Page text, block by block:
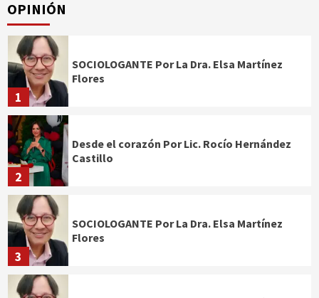
OPINIÓN
1
SOCIOLOGANTE Por La Dra. Elsa Martínez
Flores
2
Desde el corazón Por Lic. Rocío Hernández
Castillo
3
SOCIOLOGANTE Por La Dra. Elsa Martínez
Flores